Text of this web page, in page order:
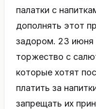
палатки с
дополнять этот
задором. 23 июня
торжество с
которые хотят
платить за
запрещать их